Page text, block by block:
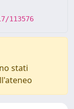
113576
stati